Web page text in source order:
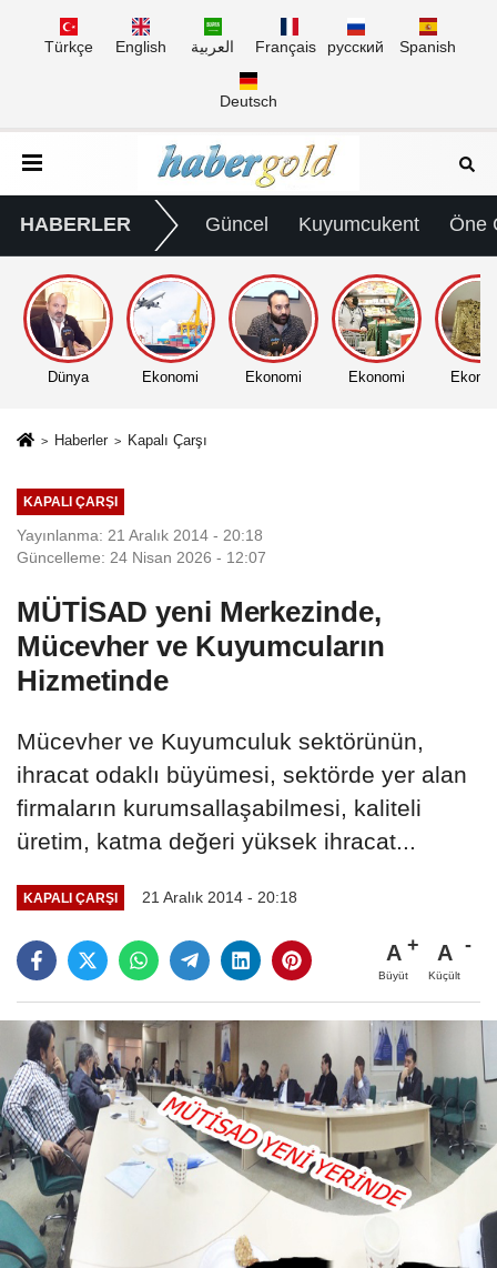
Türkçe English العربية Français русский Spanish
Deutsch
HABERLER Güncel Kuyumcukent Öne
Dünya Ekonomi Ekonomi Ekonomi
Haberler Kapalı Çarşı
KAPALI ÇARŞI
Yayınlanma: 21 Aralık 2014 - 20:18
Güncelleme: 24 Nisan 2026 - 12:07
MÜTİSAD yeni Merkezinde,
Mücevher ve Kuyumcuların
Hizmetinde
Mücevher ve Kuyumculuk sektörünün,
ihracat odaklı büyümesi, sektörde yer alan
firmaların kurumsallaşabilmesi, kaliteli
üretim, katma değeri yüksek ihracat...
KAPALI ÇARŞI 21 Aralık 2014 - 20:18
A
Büyüt
A
Küçült